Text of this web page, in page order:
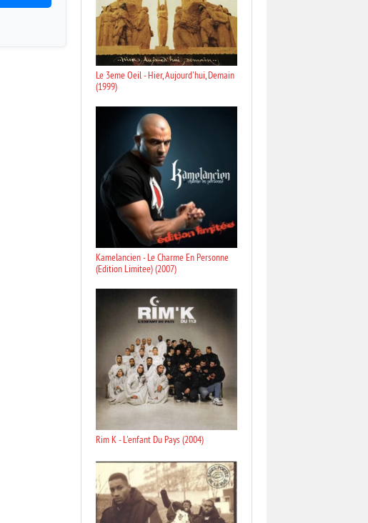
Le 3eme Oeil - Hier, Aujourd'hui, Demain
(1999)
Kamelancien - Le Charme En Personne
(Edition Limitee) (2007)
Rim K - L'enfant Du Pays (2004)